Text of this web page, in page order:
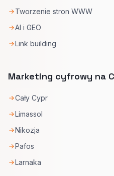
Tworzenie stron WWW
AI i GEO
Link building
Marketing cyfrowy na
Cały Cypr
Limassol
Nikozja
Pafos
Larnaka